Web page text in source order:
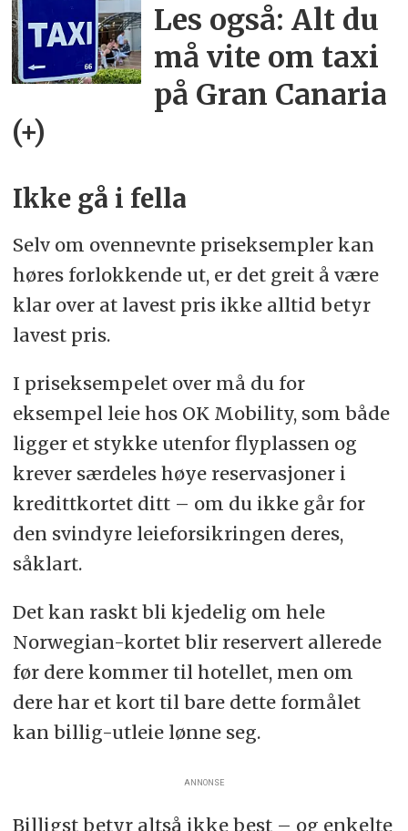
Les også: Alt du
må vite om taxi
på Gran Canaria
(+)
Ikke gå i fella
Selv om ovennevnte priseksempler kan
høres forlokkende ut, er det greit å være
klar over at lavest pris ikke alltid betyr
lavest pris.
I priseksempelet over må du for
eksempel leie hos OK Mobility, som både
ligger et stykke utenfor flyplassen og
krever særdeles høye reservasjoner i
kredittkortet ditt – om du ikke går for
den svindyre leieforsikringen deres,
såklart.
Det kan raskt bli kjedelig om hele
Norwegian-kortet blir reservert allerede
før dere kommer til hotellet, men om
dere har et kort til bare dette formålet
kan billig-utleie lønne seg.
ANNONSE
Billigst betyr altså ikke best – og enkelte